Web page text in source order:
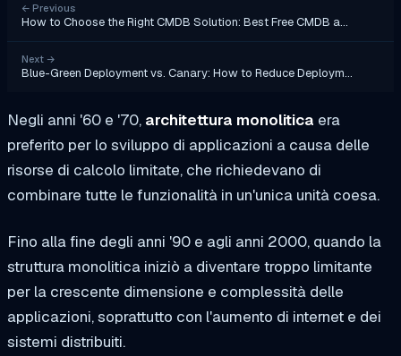
← Previous
How to Choose the Right CMDB Solution: Best Free CMDB a…
Next →
Blue-Green Deployment vs. Canary: How to Reduce Deploym…
Negli anni '60 e '70, architettura monolitica era
preferito per lo sviluppo di applicazioni a causa delle
risorse di calcolo limitate, che richiedevano di
combinare tutte le funzionalità in un'unica unità coesa.
Fino alla fine degli anni '90 e agli anni 2000, quando la
struttura monolitica iniziò a diventare troppo limitante
per la crescente dimensione e complessità delle
applicazioni, soprattutto con l'aumento di internet e dei
sistemi distribuiti.